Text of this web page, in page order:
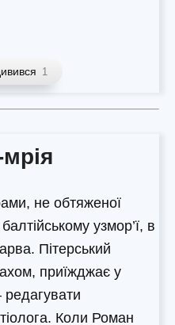
1
не обтяженої
узмор’ї, в
Пітерський
приїжджає у
Коли Роман